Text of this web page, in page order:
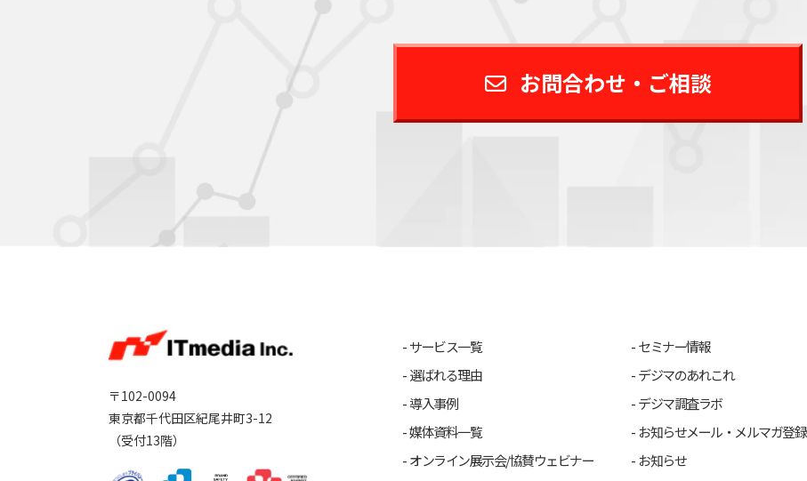
お問合わせ・ご相談
〒102-0094
東京都千代田区紀尾井町3-12
（受付13階）
サービス一覧
選ばれる理由
導入事例
媒体資料一覧
オンライン展示会/協賛ウェビナー
セミナー情報
デジマのあれこれ
デジマ調査ラボ
お知らせメール・メルマガ登録
お知らせ